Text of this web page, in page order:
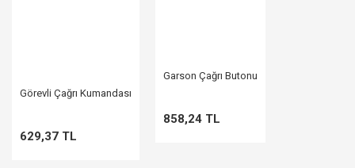
Görevli Çağrı Kumandası
629,37 TL
Garson Çağrı Butonu
858,24 TL